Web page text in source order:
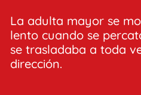
La adulta mayor se
lento cuando se
se trasladaba a toda
dirección.